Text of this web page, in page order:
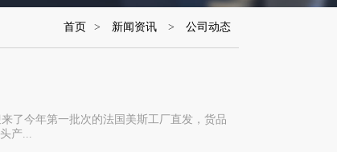
首页 > 新闻资讯 > 公司动态
了今年第一批次的法国美斯工厂直发，货品
产...